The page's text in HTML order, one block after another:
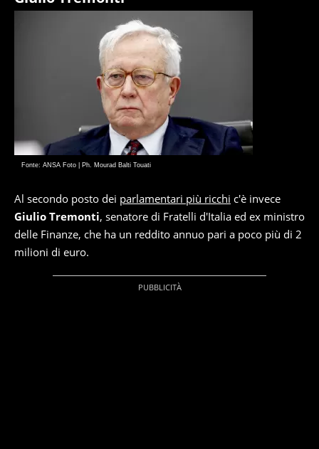
Fonte: ANSA Foto | Ph. Mourad Balti Touati
Al secondo posto dei parlamentari più ricchi c'è invece
Giulio Tremonti, senatore di Fratelli d'Italia ed ex ministro
delle Finanze, che ha un reddito annuo pari a poco più di 2
milioni di euro.